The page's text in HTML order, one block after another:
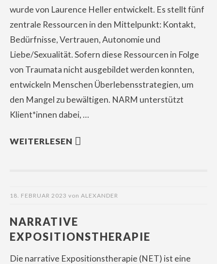
wurde von Laurence Heller entwickelt. Es stellt fünf
zentrale Ressourcen in den Mittelpunkt: Kontakt,
Bedürfnisse, Vertrauen, Autonomie und
Liebe/Sexualität. Sofern diese Ressourcen in Folge
von Traumata nicht ausgebildet werden konnten,
entwickeln Menschen Überlebensstrategien, um
den Mangel zu bewältigen. NARM unterstützt
Klient*innen dabei, …
WEITERLESEN
18. FEBRUAR 2023 von ALEXANDER
NARRATIVE
EXPOSITIONSTHERAPIE
Die narrative Expositionstherapie (NET) ist eine